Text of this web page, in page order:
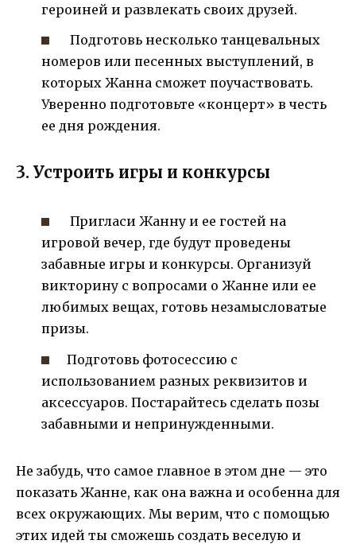
героиней и развлекать своих друзей.
Подготовь несколько танцевальных
номеров или песенных выступлений, в
которых Жанна сможет поучаствовать.
Уверенно подготовьте «концерт» в честь
ее дня рождения.
3. Устроить игры и конкурсы
Пригласи Жанну и ее гостей на
игровой вечер, где будут проведены
забавные игры и конкурсы. Организуй
викторину с вопросами о Жанне или ее
любимых вещах, готовь незамысловатые
призы.
Подготовь фотосессию с
использованием разных реквизитов и
аксессуаров. Постарайтесь сделать позы
забавными и непринужденными.
Не забудь, что самое главное в этом дне — это
показать Жанне, как она важна и особенна для
всех окружающих. Мы верим, что с помощью
этих идей ты сможешь создать веселую и